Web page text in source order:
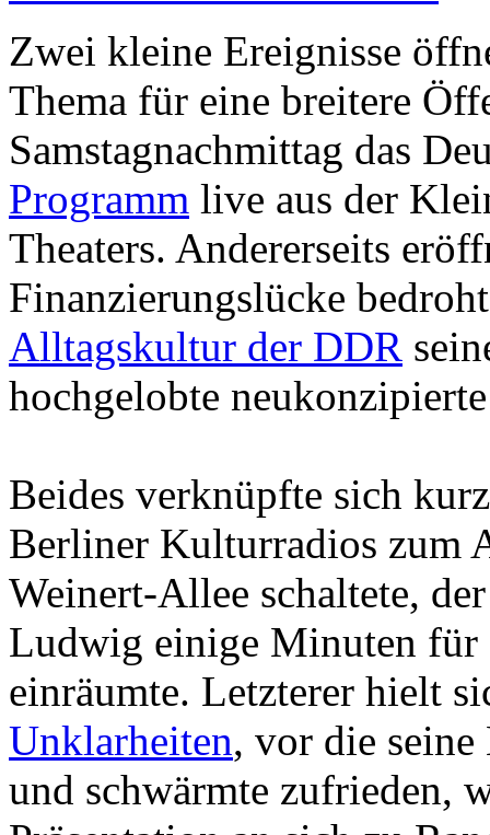
Zwei kleine Ereignisse
Thema für eine breitere
Samstagnachmittag das
Programm live aus der
Theaters. Andererseits
Finanzierungslücke
Alltagskultur der DDR
hochgelobte
Beides verknüpfte sich
Berliner Kulturradios zum
Weinert-Allee schaltete,
Ludwig einige Minuten für
einräumte. Letzterer hielt
Unklarheiten, vor die
und schwärmte zufrieden,